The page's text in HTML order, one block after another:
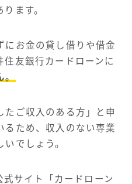
ます。
にお金の貸し借りや借金
友銀行カードローンに
たご収入のある方」と申
るため、収入のない専業
でしょう。
サイト「カードローン